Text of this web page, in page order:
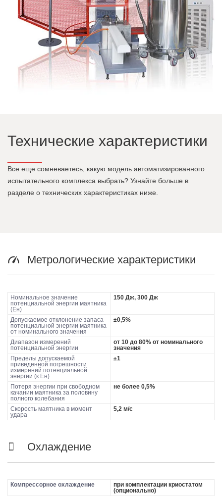
Технические характеристики
Все еще сомневаетесь, какую модель автоматизированного
испытательного комплекса выбрать? Узнайте больше в
разделе о технических характеристиках ниже.
Метрологические характеристики
Номинальное значение
потенциальной энергии маятника
(Eн)
150 Дж, 300 Дж
Допускаемое отклонение запаса
потенциальной энергии маятника
от номинального значения
±0,5%
Диапазон измерений
потенциальной энергии
от 10 до 80% от номинального
значения
Пределы допускаемой
приведенной погрешности
измерений потенциальной
энергии (к Eн)
±1
Потеря энергии при свободном
качании маятника за половину
полного колебания
не более 0,5%
Скорость маятника в момент
удара
5,2 м/с
Охлаждение
Компрессорное охлаждение
при комплектации криостатом
(опционально)